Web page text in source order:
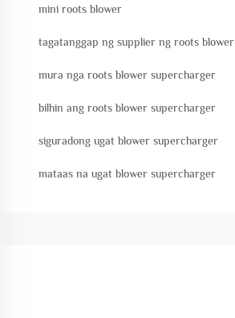
mini roots blower
tagatanggap ng supplier ng roots blower
mura nga roots blower supercharger
bilhin ang roots blower supercharger
siguradong ugat blower supercharger
mataas na ugat blower supercharger